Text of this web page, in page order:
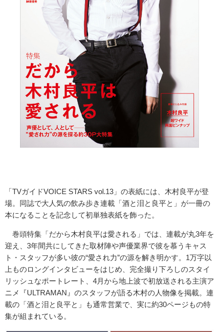
「TVガイドVOICE STARS vol.13」の表紙には、木村良平が登
場。同誌で大人気の飲み歩き連載「酒と泪と良平と」が一冊の
本になることを記念して初単独表紙を飾った。
巻頭特集「だから木村良平は愛される」では、連載が丸3年を
迎え、3年間共にしてきた取材陣や声優業界で彼を慕うキャス
ト・スタッフが多い彼の“愛され力”の源を解き明かす。1万字以
上ものロングインタビューをはじめ、完全撮り下ろしのスタイ
リッシュなポートレート、4月から地上波で初放送される主演ア
ニメ『ULTRAMAN』のスタッフが語る木村の人物像を掲載。連
載の「酒と泪と良平と」も通常営業で、実に約30ページもの特
集が組まれている。